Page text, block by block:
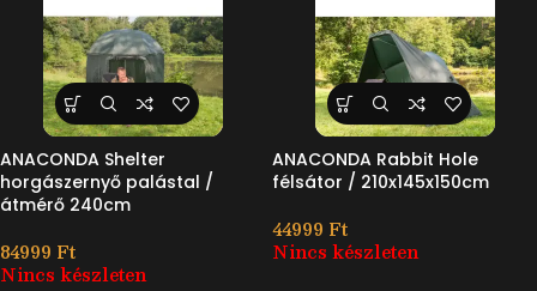
ANACONDA Shelter
horgászernyő palástal /
átmérő 240cm
84999 Ft
Nincs készleten
ANACONDA Rabbit Hole
félsátor / 210x145x150cm
44999 Ft
Nincs készleten